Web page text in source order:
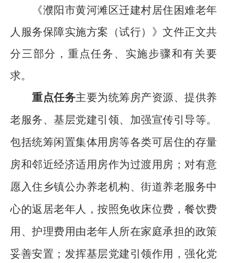
《濮阳市黄河滩区迁建村居住困难老年
人服务保障实施方案（试行）》 文件正文共
分三部分，重点任务 、实施步骤和有关要
求。
重点任务主要为统筹房产资源、提供养
老服务、基层党建引领、加强宣传引导等。
包括统筹闲置集体用房等各类可居住的存量
房和邻近经济适用房作为过渡用房；对有意
愿入住乡镇公办养老机构、街道养老服务中
心的返居老年人，按照免收床位费，餐饮费
用、护理费用由老年人所在家庭承担的政策
妥善安置；发挥基层党建引领作用，强化党